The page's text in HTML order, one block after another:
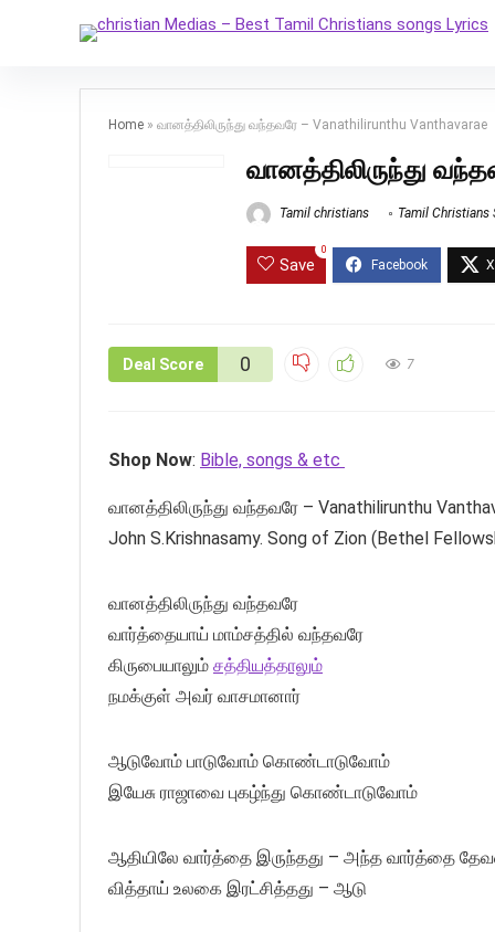
Home » வானத்திலிருந்து வந்தவரே – Vanathilirunthu Vanthavarae
வானத்திலிருந்து
Tamil christians Tamil Christians
Save
0
Deal Score 0 7
Shop Now: Bible, songs & etc
வானத்திலிருந்து வந்தவரே – Vanathilirunthu
John S.Krishnasamy. Song of Zion (Bethel
வானத்திலிருந்து வந்தவரே
வார்த்தையாய் மாம்சத்தில் வந்தவரே
கிருபையாலும் சத்தியத்தாலும்
நமக்குள் அவர் வாசமானார்
ஆடுவோம் பாடுவோம் கொண்டாடுவோம்
இயேசு ராஜாவை புகழ்ந்து கொண்டாடுவோம்
ஆதியிலே வார்த்தை இருந்தது – அந்த வார்த்தை
வித்தாய் உலகை இரட்சித்தது – ஆடு